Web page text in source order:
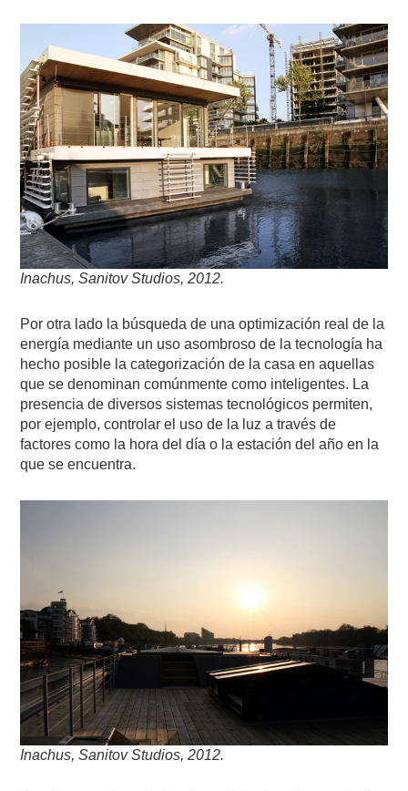
Inachus, Sanitov Studios, 2012.
Por otra lado la búsqueda de una optimización real de la
energía mediante un uso asombroso de la tecnología ha
hecho posible la categorización de la casa en aquellas
que se denominan comúnmente como inteligentes. La
presencia de diversos sistemas tecnológicos permiten,
por ejemplo, controlar el uso de la luz a través de
factores como la hora del día o la estación del año en la
que se encuentra.
Inachus, Sanitov Studios, 2012.